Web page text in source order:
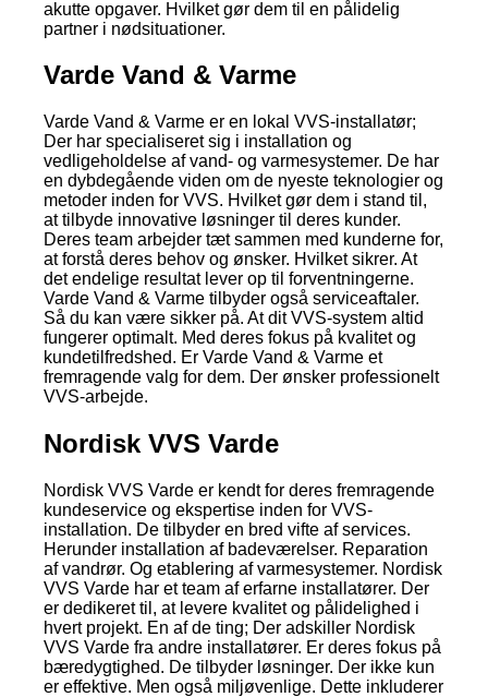
akutte opgaver. Hvilket gør dem til en pålidelig
partner i nødsituationer.
Varde Vand & Varme
Varde Vand & Varme er en lokal VVS-installatør;
Der har specialiseret sig i installation og
vedligeholdelse af vand- og varmesystemer. De har
en dybdegående viden om de nyeste teknologier og
metoder inden for VVS. Hvilket gør dem i stand til,
at tilbyde innovative løsninger til deres kunder.
Deres team arbejder tæt sammen med kunderne for,
at forstå deres behov og ønsker. Hvilket sikrer. At
det endelige resultat lever op til forventningerne.
Varde Vand & Varme tilbyder også serviceaftaler.
Så du kan være sikker på. At dit VVS-system altid
fungerer optimalt. Med deres fokus på kvalitet og
kundetilfredshed. Er Varde Vand & Varme et
fremragende valg for dem. Der ønsker professionelt
VVS-arbejde.
Nordisk VVS Varde
Nordisk VVS Varde er kendt for deres fremragende
kundeservice og ekspertise inden for VVS-
installation. De tilbyder en bred vifte af services.
Herunder installation af badeværelser. Reparation
af vandrør. Og etablering af varmesystemer. Nordisk
VVS Varde har et team af erfarne installatører. Der
er dedikeret til, at levere kvalitet og pålidelighed i
hvert projekt. En af de ting; Der adskiller Nordisk
VVS Varde fra andre installatører. Er deres fokus på
bæredygtighed. De tilbyder løsninger. Der ikke kun
er effektive. Men også miljøvenlige. Dette inkluderer